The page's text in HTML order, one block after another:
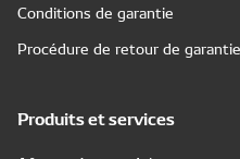
Conditions de garantie
Procédure de retour de garantie
Produits et services